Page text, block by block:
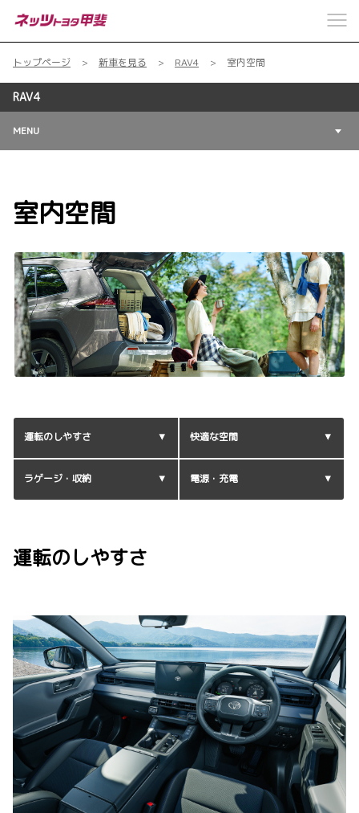
トップページ 新車を見る RAV4 室内空間
RAV4
MENU
室内空間
運転のしやすさ 快適な空間
ラゲージ・収納 電源・充電
運転のしやすさ